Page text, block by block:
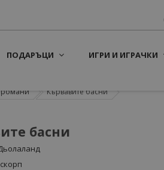
ПОДАРЪЦИ ИГРИ И ИГРАЧКИ
романи Кървавите басни
басни